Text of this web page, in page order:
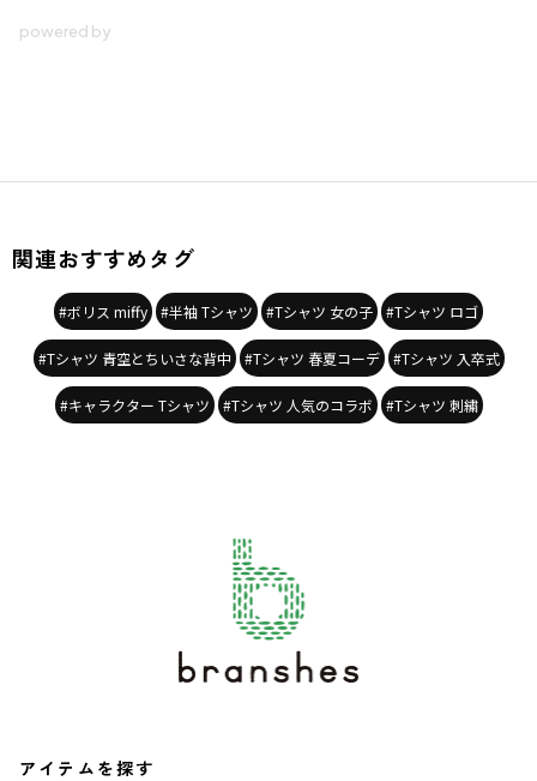
関連おすすめタグ
#ボリス miffy #半袖 Tシャツ #Tシャツ 女の子 #Tシャツ ロゴ
#Tシャツ 青空とちいさな背中 #Tシャツ 春夏コーデ #Tシャツ 入卒式
#キャラクター Tシャツ #Tシャツ 人気のコラボ #Tシャツ 刺繍
アイテムを探す